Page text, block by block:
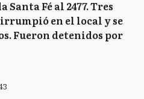
Fé al 2477. Tres
en el local y se
Fueron detenidos por